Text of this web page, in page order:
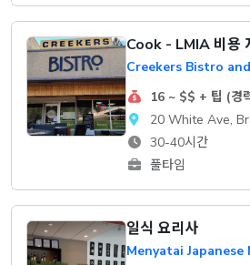
Cook - LMIA 비용
Creekers Bistro
16 ~ $$ + 팁 (경
20 White Ave,
30-40시간
풀타임
일식 요리사
Menyatai Japanese